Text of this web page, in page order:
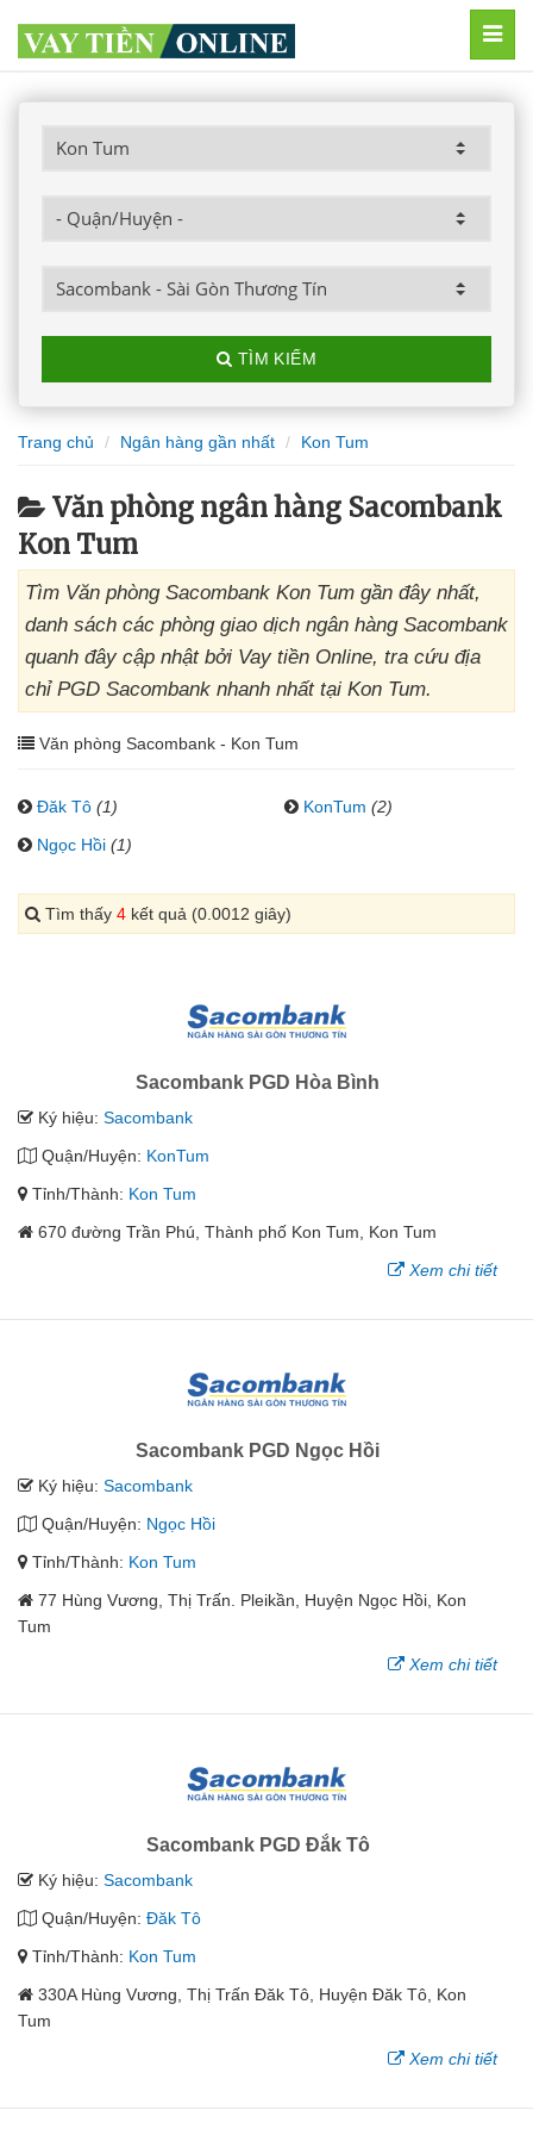
TÌM KIẾM
Trang chủ Ngân hàng gần nhất Kon Tum
Văn phòng ngân hàng Sacombank
Kon Tum
Tìm Văn phòng Sacombank Kon Tum gần đây nhất,
danh sách các phòng giao dịch ngân hàng Sacombank
quanh đây cập nhật bởi Vay tiền Online, tra cứu địa
chỉ PGD Sacombank nhanh nhất tại Kon Tum.
Văn phòng Sacombank - Kon Tum
Đăk Tô (1) KonTum (2)
Ngọc Hồi (1)
Tìm thấy 4 kết quả (0.0012 giây)
Sacombank PGD Hòa Bình
Ký hiệu: Sacombank
Quận/Huyện: KonTum
Tỉnh/Thành: Kon Tum
670 đường Trần Phú, Thành phố Kon Tum, Kon Tum
Xem chi tiết
Sacombank PGD Ngọc Hồi
Ký hiệu: Sacombank
Quận/Huyện: Ngọc Hồi
Tỉnh/Thành: Kon Tum
77 Hùng Vương, Thị Trấn. Pleikần, Huyện Ngọc Hồi, Kon
Tum
Xem chi tiết
Sacombank PGD Đắk Tô
Ký hiệu: Sacombank
Quận/Huyện: Đăk Tô
Tỉnh/Thành: Kon Tum
330A Hùng Vương, Thị Trấn Đăk Tô, Huyện Đăk Tô, Kon
Tum
Xem chi tiết